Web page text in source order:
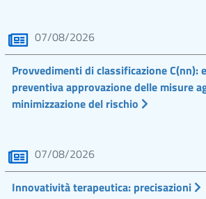
07/08/2026
Provvedimenti di classificazione C(nn):
preventiva approvazione delle misure
minimizzazione del rischio
07/08/2026
Innovatività terapeutica: precisazioni